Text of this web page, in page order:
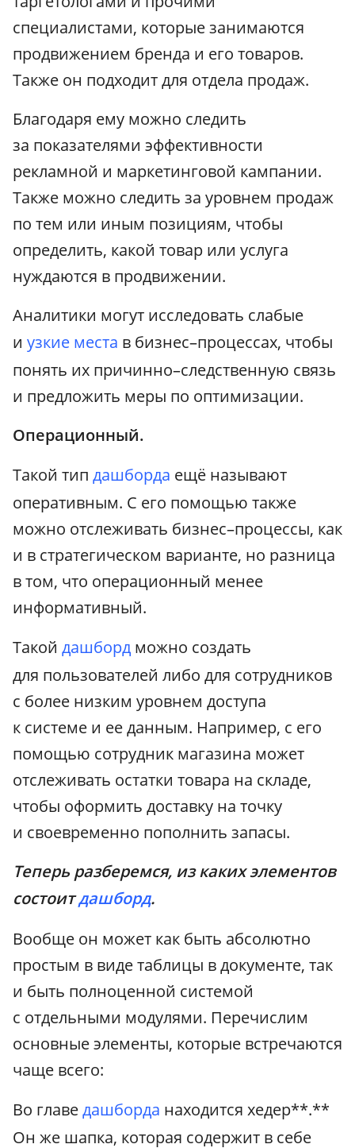
специалистами, которые занимаются
продвижением бренда и его товаров.
Также он подходит для отдела продаж.
Благодаря ему можно следить
за показателями эффективности
рекламной и маркетинговой кампании.
Также можно следить за уровнем продаж
по тем или иным позициям, чтобы
определить, какой товар или услуга
нуждаются в продвижении.
Аналитики могут исследовать слабые
и узкие места в бизнес–процессах, чтобы
понять их причинно–следственную связь
и предложить меры по оптимизации.
Операционный.
Такой тип дашборда ещё называют
оперативным. С его помощью также
можно отслеживать бизнес–процессы, как
и в стратегическом варианте, но разница
в том, что операционный менее
информативный.
Такой дашборд можно создать
для пользователей либо для сотрудников
с более низким уровнем доступа
к системе и ее данным. Например, с его
помощью сотрудник магазина может
отслеживать остатки товара на складе,
чтобы оформить доставку на точку
и своевременно пополнить запасы.
Теперь разберемся, из каких элементов
состоитдашборд.
Вообще он может как быть абсолютно
простым в виде таблицы в документе, так
и быть полноценной системой
с отдельными модулями. Перечислим
основные элементы, которые встречаются
чаще всего:
Во главедашборда находится хедер**.**
Он же шапка, которая содержит в себе